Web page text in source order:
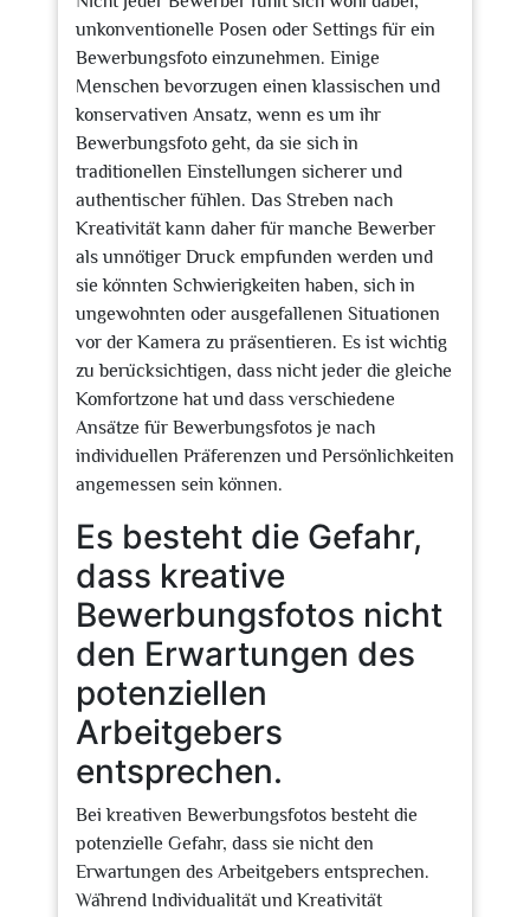
unkonventionelle Posen oder Settings für ein
Bewerbungsfoto einzunehmen. Einige
Menschen bevorzugen einen klassischen und
konservativen Ansatz, wenn es um ihr
Bewerbungsfoto geht, da sie sich in
traditionellen Einstellungen sicherer und
authentischer fühlen. Das Streben nach
Kreativität kann daher für manche Bewerber
als unnötiger Druck empfunden werden und
sie könnten Schwierigkeiten haben, sich in
ungewohnten oder ausgefallenen Situationen
vor der Kamera zu präsentieren. Es ist wichtig
zu berücksichtigen, dass nicht jeder die gleiche
Komfortzone hat und dass verschiedene
Ansätze für Bewerbungsfotos je nach
individuellen Präferenzen und Persönlichkeiten
angemessen sein können.
Es besteht die Gefahr,
dass kreative
Bewerbungsfotos nicht
den Erwartungen des
potenziellen
Arbeitgebers
entsprechen.
Bei kreativen Bewerbungsfotos besteht die
potenzielle Gefahr, dass sie nicht den
Erwartungen des Arbeitgebers entsprechen.
Während Individualität und Kreativität